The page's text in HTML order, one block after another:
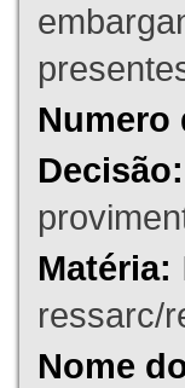
Numero
Decisão:
Matéria:
ressarc/
Nome